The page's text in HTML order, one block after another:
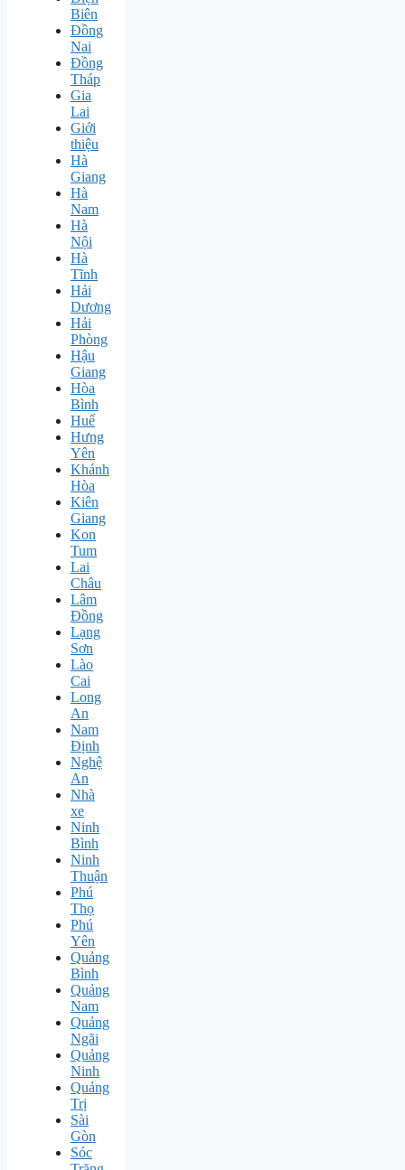
Biên
Đồng
Nai
Đồng
Tháp
Gia
Lai
Giới
thiệu
Hà
Giang
Hà
Nam
Hà
Nội
Hà
Tĩnh
Hải
Dương
Hải
Phòng
Hậu
Giang
Hòa
Bình
Huế
Hưng
Yên
Khánh
Hòa
Kiên
Giang
Kon
Tum
Lai
Châu
Lâm
Đồng
Lạng
Sơn
Lào
Cai
Long
An
Nam
Định
Nghệ
An
Nhà
xe
Ninh
Bình
Ninh
Thuận
Phú
Thọ
Phú
Yên
Quảng
Bình
Quảng
Nam
Quảng
Ngãi
Quảng
Ninh
Quảng
Trị
Sài
Gòn
Sóc